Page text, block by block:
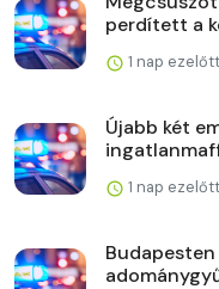
perdített a
1 nap ezelőtt
Újabb két
1 nap ezelőtt